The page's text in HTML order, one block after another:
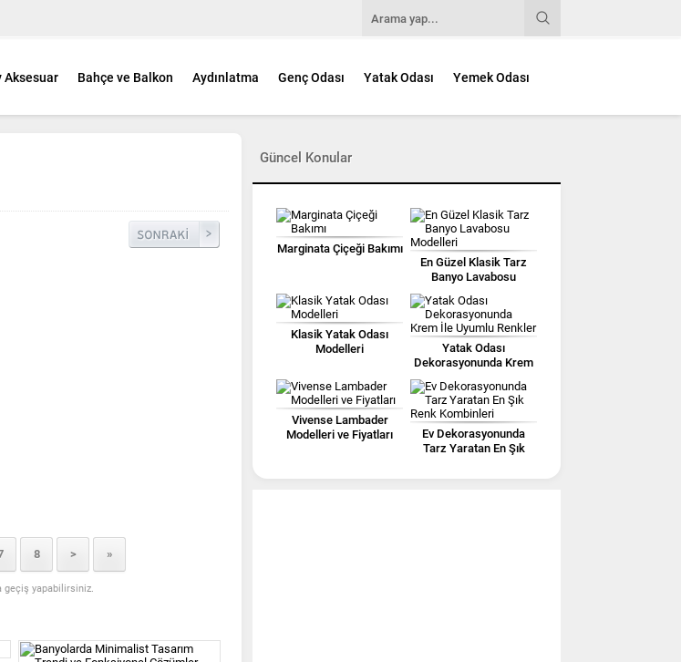
Aksesuar Bahçe ve Balkon Aydınlatma Genç Odası Yatak Odası Yemek Odası
8 > »
geçiş yapabilirsiniz.
Güncel Konular
Marginata Çiçeği Bakımı
En Güzel Klasik Tarz
Banyo Lavabosu
Klasik Yatak Odası
Modelleri
Yatak Odası
Dekorasyonunda Krem
Vivense Lambader
Modelleri ve Fiyatları
Ev Dekorasyonunda
Tarz Yaratan En Şık